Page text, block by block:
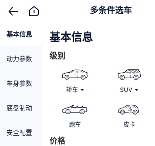
多条件选车
基本信息
动力参数
车身参数
底盘制动
安全配置
基本信息
级别
轿车 SUV
跑车 皮卡
价格